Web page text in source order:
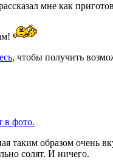
мне как
, чтобы получить
в фото.
таким образом очень
солят. И ничего.